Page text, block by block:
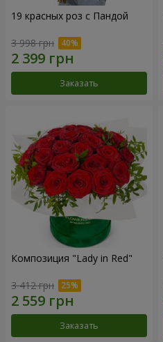
19 красных роз с Пандой
3 998 грн
Заказать
Композиция "Lady in Red"
3 412 грн
Заказать